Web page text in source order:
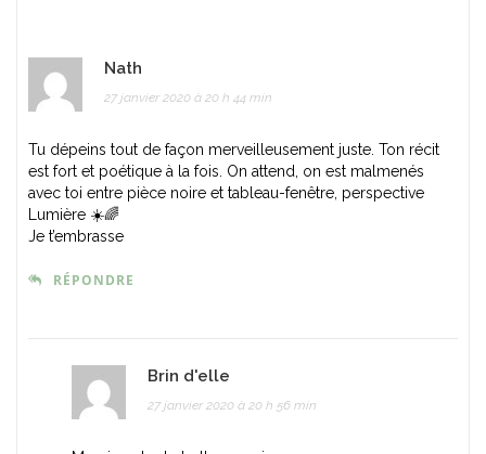
Nath
27 janvier 2020 à 20 h 44 min
Tu dépeins tout de façon merveilleusement juste. Ton récit
est fort et poétique à la fois. On attend, on est malmenés
avec toi entre pièce noire et tableau-fenêtre, perspective
Lumière ☀️🌈
Je t’embrasse
RÉPONDRE
Brin d'elle
27 janvier 2020 à 20 h 56 min